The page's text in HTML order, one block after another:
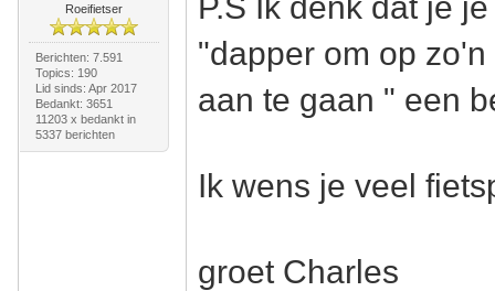
Roeifietser
Berichten: 7.591
Topics: 190
Lid sinds: Apr 2017
Bedankt: 3651
11203 x bedankt in
5337 berichten
"dapper om op
aan te gaan " een
Ik wens je veel
groet Charles